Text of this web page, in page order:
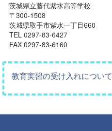
茨城県立藤代紫水高等学校
〒300-1508
茨城県取手市紫水一丁目660
TEL 0297-83-6427
FAX 0297-83-6160
教育実習の受け入れについて